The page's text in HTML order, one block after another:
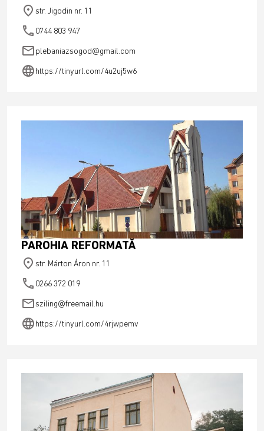
place str. Jigodin nr. 11
phone 0744 803 947
emailplebaniazsogod@gmail.com
languagehttps://tinyurl.com/4u2uj5w6
PAROHIA REFORMATĂ
place str. Márton Áron nr. 11
phone 0266 372 019
emailsziling@freemail.hu
languagehttps://tinyurl.com/4rjwpemv